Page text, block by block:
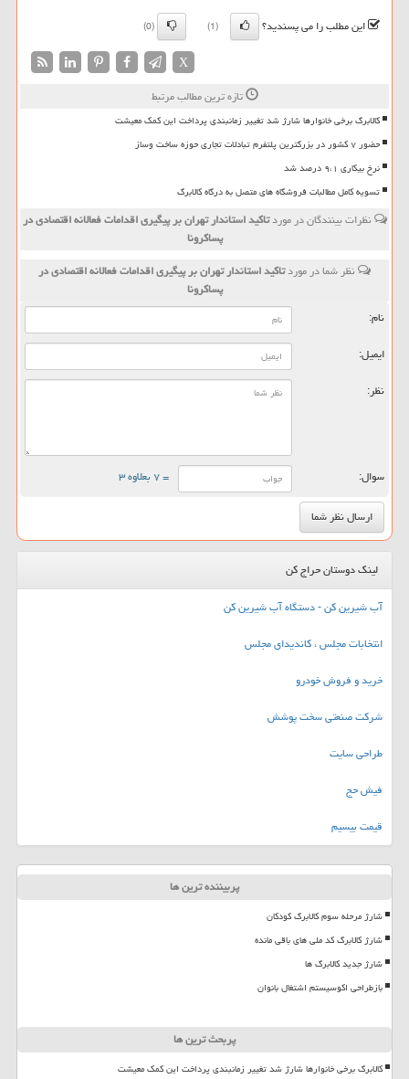
این مطلب را می پسندید؟ (1)
(0)
X
تازه ترین مطالب مرتبط
کالابرگ برخی خانوارها شارژ شد تغییر زمانبندی پرداخت این کمک معیشت
حضور ۷ کشور در بزرگترین پلتفرم تبادلات تجاری حوزه ساخت وساز
نرخ بیکاری ۹،۱ درصد شد
تسویه کامل مطالبات فروشگاه های متصل به درگاه کالابرگ
نظرات بینندگان در موردتاكید استاندار تهران بر پیگیری اقدامات فعالانه اقتصادی در
پساكرونا
نظر شما در موردتاكید استاندار تهران بر پیگیری اقدامات فعالانه اقتصادی در
پساكرونا
نام:
ایمیل:
نظر:
سوال: = ۷ بعلاوه ۳
لینک دوستان حراج کن
آب شیرین کن - دستگاه آب شیرین کن
انتخابات مجلس ، کاندیدای مجلس
خرید و فروش خودرو
شرکت صنعتی سخت پوشش
طراحی سایت
فیش حج
قیمت بیسیم
پربیننده ترین ها
شارژ مرحله سوم کالابرگ کودکان
شارژ کالابرگ کد ملی های باقی مانده
شارژ جدید کالابرگ ها
بازطراحی اکوسیستم اشتغال بانوان
پربحث ترین ها
کالابرگ برخی خانوارها شارژ شد تغییر زمانبندی پرداخت این کمک معیشت